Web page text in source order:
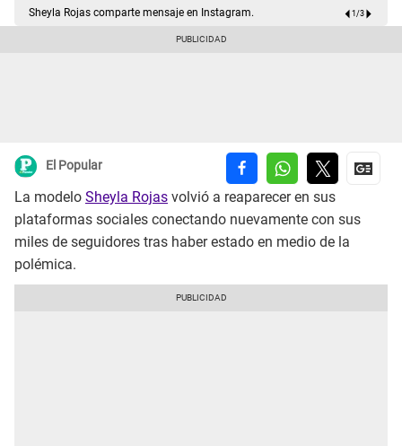
Sheyla Rojas comparte mensaje en Instagram. 1/3
El Popular
La modelo Sheyla Rojas volvió a reaparecer en sus
plataformas sociales conectando nuevamente con sus
miles de seguidores tras haber estado en medio de la
polémica.